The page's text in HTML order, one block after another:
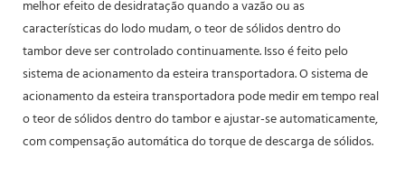
melhor efeito de desidratação quando a vazão ou as
características do lodo mudam, o teor de sólidos dentro do
tambor deve ser controlado continuamente. Isso é feito pelo
sistema de acionamento da esteira transportadora. O sistema de
acionamento da esteira transportadora pode medir em tempo real
o teor de sólidos dentro do tambor e ajustar-se automaticamente,
com compensação automática do torque de descarga de sólidos.